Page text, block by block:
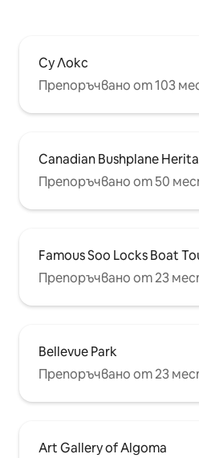
Су Локс
Препоръчвано от 103
Canadian Bushplane
Препоръчвано от 50
Famous Soo Locks Boat
Препоръчвано от 23
Bellevue Park
Препоръчвано от 23
Art Gallery of Algoma